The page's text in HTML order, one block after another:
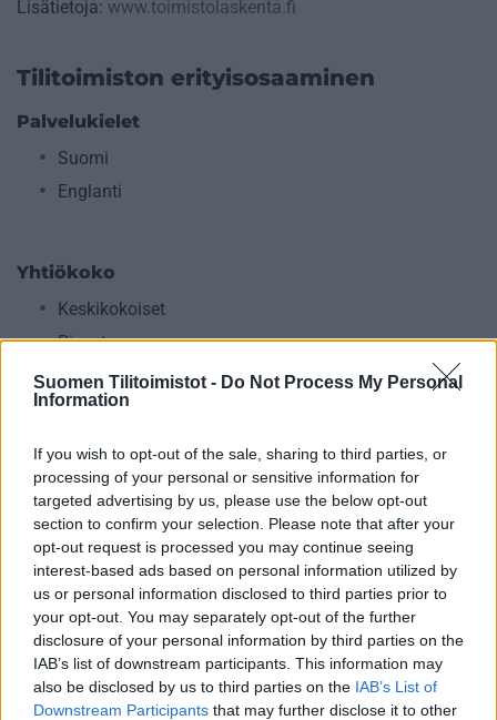
Suomen Tilitoimistot - Do Not Process My Personal
Information
If you wish to opt-out of the sale, sharing to third parties, or
processing of your personal or sensitive information for
targeted advertising by us, please use the below opt-out
section to confirm your selection. Please note that after your
opt-out request is processed you may continue seeing
interest-based ads based on personal information utilized by
us or personal information disclosed to third parties prior to
your opt-out. You may separately opt-out of the further
disclosure of your personal information by third parties on the
IAB’s list of downstream participants. This information may
also be disclosed by us to third parties on the IAB’s List of
Downstream Participants that may further disclose it to other
Lisätietoja: www.toimistolaskenta.fi
Tilitoimiston erityisosaaminen
Palvelukielet
Suomi
Englanti
Yhtiökoko
Keskikokoiset
Pienet
Mikrot
Yhtiömuodot
Yksityinen osakeyhtiö
Julkinen osakeyhtiö
Kommandiittiyhtiö
Avoin yhtiö
Toiminimi
Järjestöt ja yhdistykset